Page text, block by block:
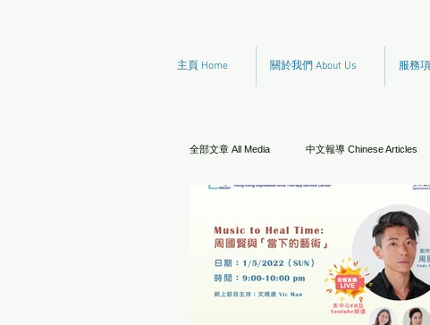
主頁 Home 關於我們 About Us 服務
全部文章 All Media 中文報導 Chinese Articles
傳媒報導 Media
「當下即藝術」身心健康同樂日 01/05